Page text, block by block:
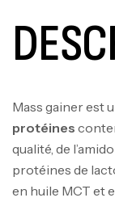
Mass gainer est
protéines
qualité, de
protéines de
en huile MCT et